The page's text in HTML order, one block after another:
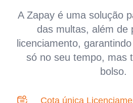
A Zapay é uma solução
das multas, além de
licenciamento,
só no seu tempo, mas
bolso.
Cota única